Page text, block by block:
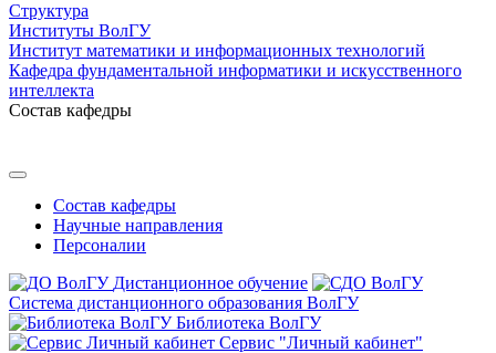
Структура
Институты ВолГУ
Институт математики и информационных технологий
Кафедра фундаментальной информатики и искусственного
интеллекта
Состав кафедры
Состав кафедры
Научные направления
Персоналии
Дистанционное обучение
Система дистанционного образования ВолГУ
Библиотека ВолГУ
Сервис "Личный кабинет"